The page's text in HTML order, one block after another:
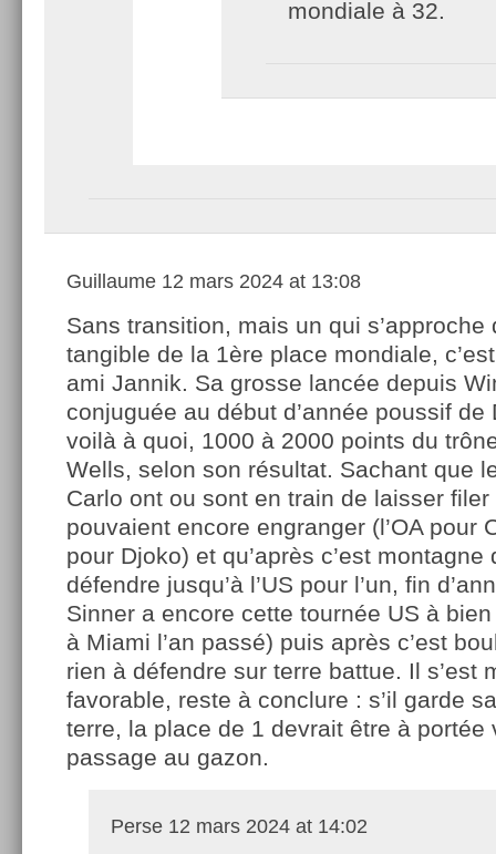
mondiale à 32.
Guillaume 12 mars 2024 at 13:08
Sans transition, mais un qui s’approche
tangible de la 1ère place mondiale,
ami Jannik. Sa grosse lancée depuis
conjuguée au début d’année poussif de
voilà à quoi, 1000 à 2000 points du
Wells, selon son résultat. Sachant que
Carlo ont ou sont en train de laisser
pouvaient encore engranger (l’OA pour
pour Djoko) et qu’après c’est montagne
défendre jusqu’à l’US pour l’un, fin
Sinner a encore cette tournée US à
à Miami l’an passé) puis après c’est
rien à défendre sur terre battue. Il s’est
favorable, reste à conclure : s’il garde
terre, la place de 1 devrait être à portée
passage au gazon.
Perse 12 mars 2024 at 14:02